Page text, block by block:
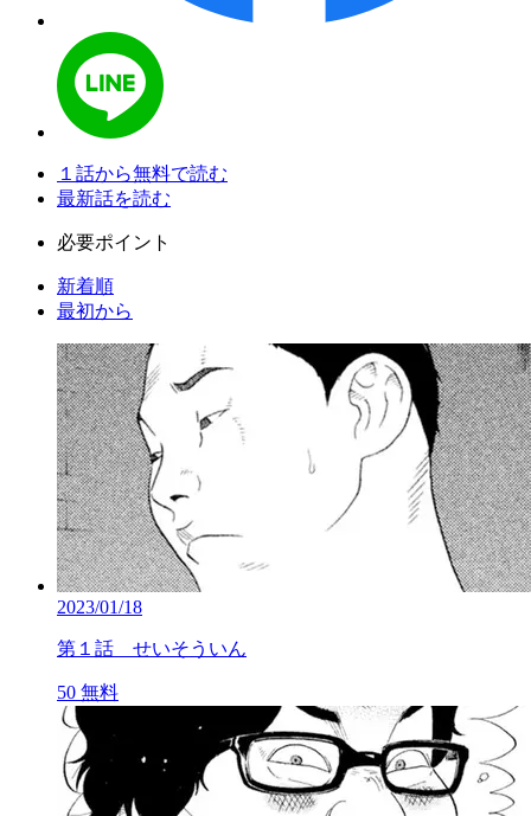
１話から無料で読む
最新話を読む
必要ポイント
新着順
最初から
2023/01/18
第１話 せいそういん
50 無料